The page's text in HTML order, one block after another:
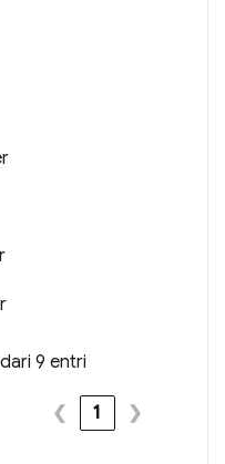
9 entri
❮ 1 ❯